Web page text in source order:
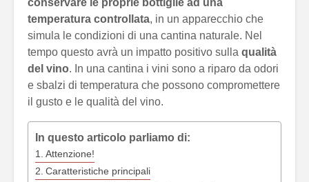
conservare le proprie bottiglie ad una
temperatura controllata, in un apparecchio che
simula le condizioni di una cantina naturale. Nel
tempo questo avrà un impatto positivo sulla qualità
del vino. In una cantina i vini sono a riparo da odori
e sbalzi di temperatura che possono compromettere
il gusto e le qualità del vino.
In questo articolo parliamo di:
Attenzione!
Caratteristiche principali